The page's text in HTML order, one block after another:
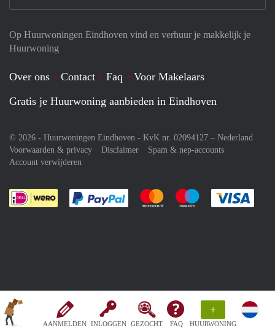
AANMELDEN INLOGGEN GEZOCHT FAQ
+
HUURWONING
Op Huurwoningen Eindhoven vind en verhuur je makkelijk je
Huurwoning
Over ons Contact Faq
Voor Makelaars
Gratis je Huurwoning aanbieden in Eindhoven
© 2026 - Huurwoningen Eindhoven - KvK nr. 02094127 – Nederland
Voorwaarden & privacy
Disclaimer
Spam & nep-accounts
Account verwijderen
Je rekent gemakkelijk af met Paypal
Je rekent gemakkelijk af met
Je rekent